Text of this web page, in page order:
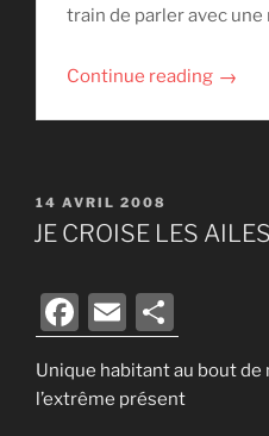
train de parler avec une
Continue reading →
PUBLIÉ
LE
14 AVRIL 2008
JE CROISE LES AILES
F
a
c
E
m
ai
ar
ta
Unique habitant au bout de
l’extrême présent